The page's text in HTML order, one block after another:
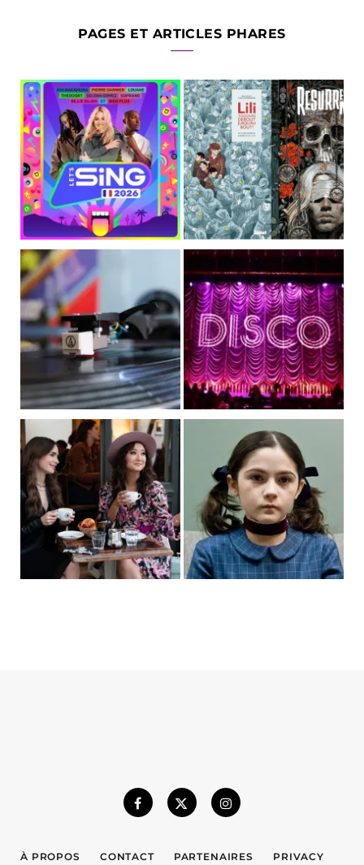
PAGES ET ARTICLES PHARES
À PROPOS CONTACT PARTENAIRES PRIVACY